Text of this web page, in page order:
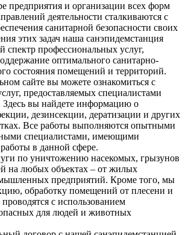
предприятия и организации всех форм
деятельности сталкиваются с
санитарной безопасности своих
этих задач наша санэпидемстанция
спектр профессиональных услуг,
оптимального санитарно-
состояния помещений и территорий.
сайте вы можете ознакомиться с
предоставляемых специалистами
Здесь вы найдете информацию о
дезинсекции, дератизации и других
Все работы выполняются опытными
специалистами, имеющими
в данной сфере.
по уничтожению насекомых, грызунов
на любых объектах – от жилых
предприятий. Кроме того, мы
обработку помещений от плесени и
с использованием
для людей и животных